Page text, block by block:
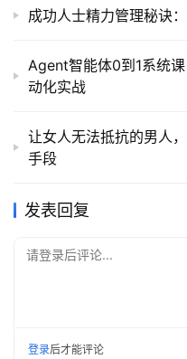
成功人士精力管理秘诀
Agent智能体0到1系统
动化实战
让女人无法抵抗的男人
手段
发表回复
请登录后评论...
登录后才能评论